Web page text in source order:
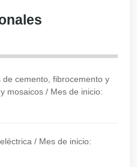
cemento, fibrocemento y
mosaicos / Mes de inicio:
/ Mes de inicio: